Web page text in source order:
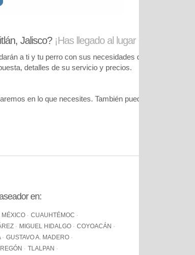
Jalisco? ¡Has llegado al lugar correcto!
a ti y tu perro con sus necesidades de cuidado.
detalles de su servicio y precios.
en lo que necesites. También puedes visitar
en:
CUAUHTÉMOC
MIGUEL HIDALGO
COYOACÁN
GUSTAVO A. MADERO
TLALPAN